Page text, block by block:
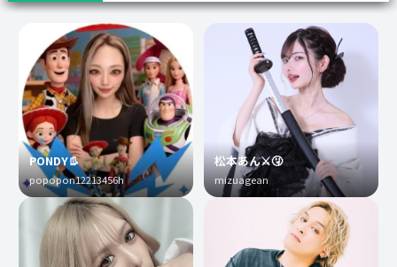
PONDY👢
popopon12213456h
松本あん⚔️🤧
mizuagean